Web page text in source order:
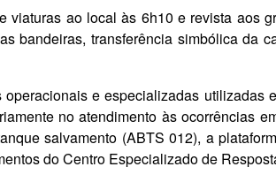
ao local às 6h10 e revista aos
bandeiras, transferência simbólica da
e especializadas utilizadas
no atendimento às ocorrências
salvamento (ABTS 012), a
do Centro Especializado de